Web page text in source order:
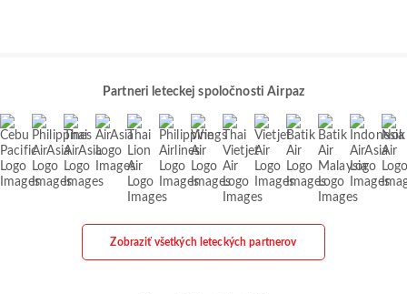
Partneri leteckej spoločnosti Airpaz
Zobraziť všetkých leteckých partnerov